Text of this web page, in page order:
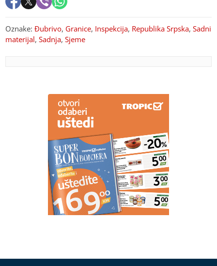
Oznake:Đubrivo, Granice, Inspekcija, Republika Srpska,Sadni
materijal,Sadnja,Sjeme